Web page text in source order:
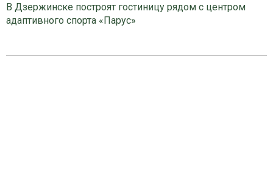
В Дзержинске построят гостиницу рядом с центром
адаптивного спорта «Парус»